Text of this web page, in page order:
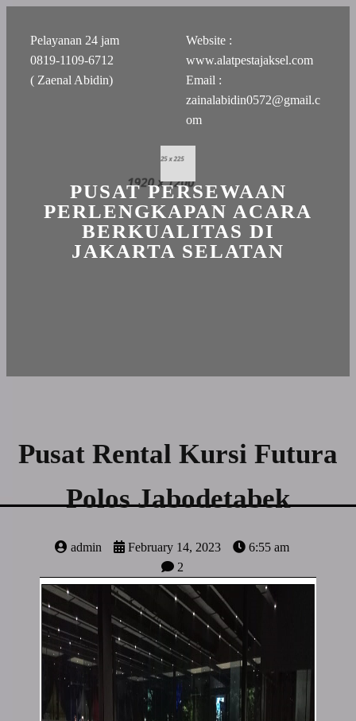
Pelayanan 24 jam
0819-1109-6712
( Zaenal Abidin)
Website :
www.alatpestajaksel.com
Email :
zainalabidin0572@gmail.c
om
PUSAT PERSEWAAN
PERLENGKAPAN ACARA
BERKUALITAS DI
JAKARTA SELATAN
Pusat Rental Kursi Futura
Polos Jabodetabek
admin February 14, 2023
6:55 am
2